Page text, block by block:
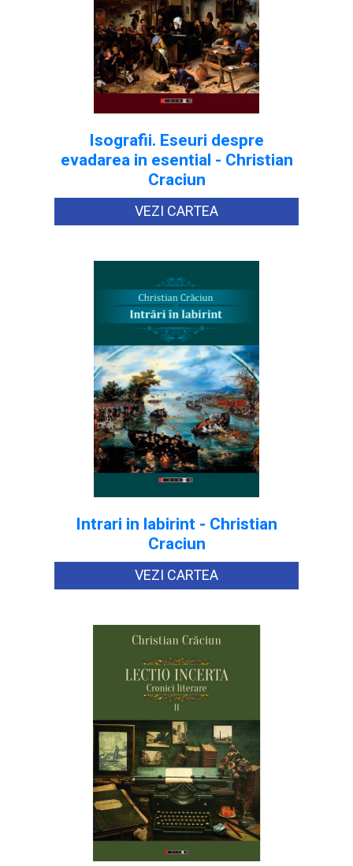
Isografii. Eseuri despre
evadarea in esential - Christian
Craciun
VEZI CARTEA
Intrari in labirint - Christian
Craciun
VEZI CARTEA